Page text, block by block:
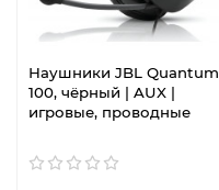
Наушники JBL Quantum
100, чёрный | AUX |
игровые, проводные